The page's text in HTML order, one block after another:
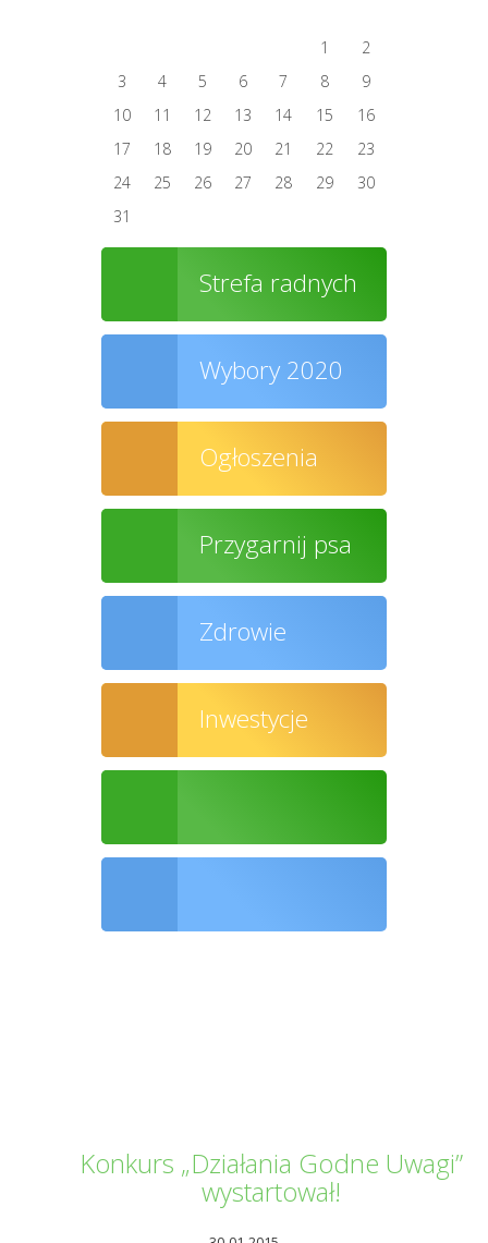
1
2
3
4 5 6 7 8
9
10
11 12 13 14 15
16
17
18 19 20 21 22
23
24
25 26 27 28 29
30
31
Strefa radnych
Wybory 2020
Ogłoszenia
Przygarnij psa
Zdrowie
Inwestycje
Konkurs „Działania Godne Uwagi”
wystartował!